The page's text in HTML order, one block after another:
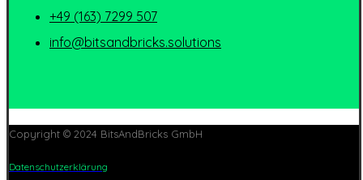
+49 (163) 7299 507
info@bitsandbricks.solutions
Copyright © 2024 BitsAndBricks GmbH
Datenschutzerklärung